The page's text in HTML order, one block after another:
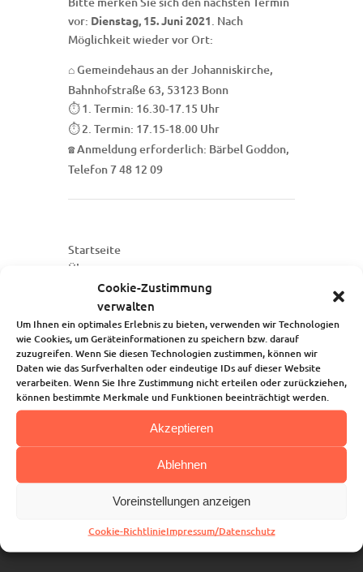
Cookie-Zustimmung
verwalten
Um Ihnen ein optimales Erlebnis zu bieten, verwenden wir Technologien
wie Cookies, um Geräteinformationen zu speichern bzw. darauf
zuzugreifen. Wenn Sie diesen Technologien zustimmen, können wir
Daten wie das Surfverhalten oder eindeutige IDs auf dieser Website
verarbeiten. Wenn Sie Ihre Zustimmung nicht erteilen oder zurückziehen,
können bestimmte Merkmale und Funktionen beeinträchtigt werden.
Akzeptieren
Ablehnen
Voreinstellungen anzeigen
Cookie-RichtlinieImpressum/Datenschutz
vor: Dienstag, 15. Juni 2021. Nach
Möglichkeit wieder vor Ort:
⌂Gemeindehaus an der Johanniskirche,
Bahnhofstraße 63, 53123 Bonn
⏱1. Termin: 16.30-17.15 Uhr
⏱2. Termin: 17.15-18.00 Uhr
☎Anmeldung erforderlich: Bärbel Goddon,
Telefon 7 48 12 09
Startseite
Über uns
Unsere Angebote
Die Kindertagesstätte
Blog
Kalender
Kontakt